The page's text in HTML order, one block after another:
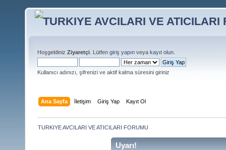
Hoşgeldiniz Ziyaretçi . Lütfen giriş yapın veya kayıt olun
Kullanıcı adınızı, şifrenizi ve aktif kalma süresini giriniz
Ana Sayfa İletişim Giriş Yap Kayıt Ol
TURKIYE AVCILARI VE ATICILARI FORUMU
Uyarı!